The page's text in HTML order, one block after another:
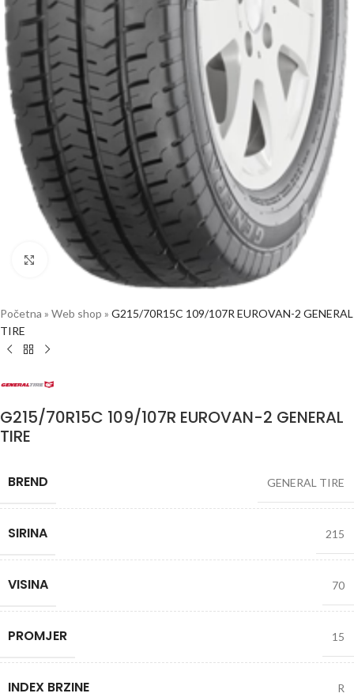
Click to enlarge
Početna » Web shop » G215/70R15C 109/107R EUROVAN-2 GENERAL
TIRE
G215/70R15C 109/107R EUROVAN-2 GENERAL
TIRE
BREND GENERAL TIRE
SIRINA 215
VISINA 70
PROMJER 15
INDEX BRZINE R